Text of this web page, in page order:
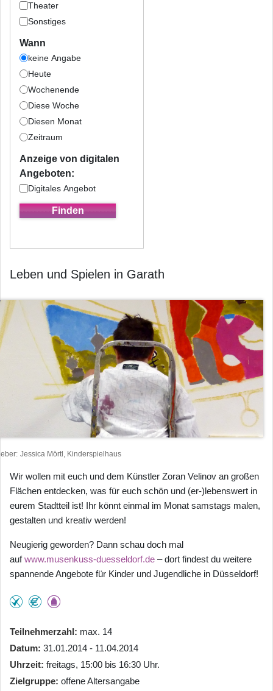
Theater
Sonstiges
Wann
keine Angabe
Heute
Wochenende
Diese Woche
Diesen Monat
Zeitraum
Anzeige von digitalen
Angeboten:
Digitales Angebot
Leben und Spielen in Garath
Jessica Mörtl, Kinderspielhaus
Wir wollen mit euch und dem Künstler Zoran Velinov an großen
Flächen entdecken, was für euch schön und (er-)lebenswert in
eurem Stadtteil ist! Ihr könnt einmal im Monat samstags malen,
gestalten und kreativ werden!
Neugierig geworden? Dann schau doch mal
aufwww.musenkuss-duesseldorf.de – dort findest du weitere
spannende Angebote für Kinder und Jugendliche in Düsseldorf!
Teilnehmerzahl
max. 14
Datum 31.01.2014 - 11.04.2014
Uhrzeit freitags, 15:00 bis 16:30 Uhr.
Zielgruppe offene Altersangabe